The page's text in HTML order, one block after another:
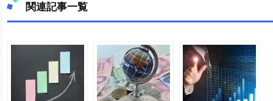
関連記事一覧